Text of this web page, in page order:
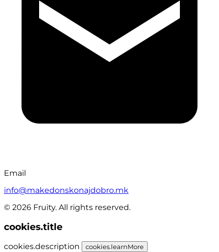
Email
info@makedonskonajdobro.mk
© 2026 Fruity. All rights reserved.
cookies.title
cookies.description cookies.learnMore